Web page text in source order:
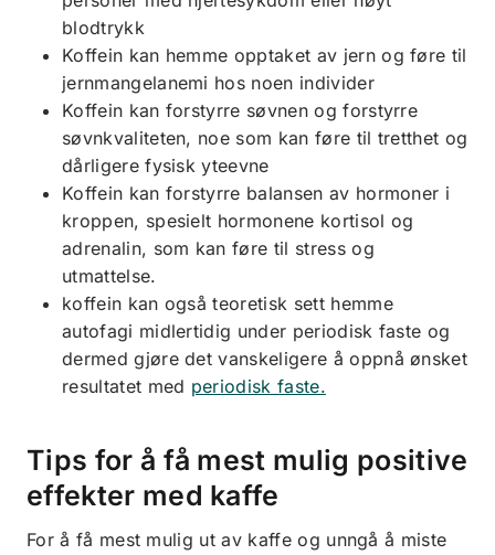
blodtrykk
Koffein kan hemme opptaket av jern og føre til
jernmangelanemi hos noen individer
Koffein kan forstyrre søvnen og forstyrre
søvnkvaliteten, noe som kan føre til tretthet og
dårligere fysisk yteevne
Koffein kan forstyrre balansen av hormoner i
kroppen, spesielt hormonene kortisol og
adrenalin, som kan føre til stress og
utmattelse.
koffein kan også teoretisk sett hemme
autofagi midlertidig under periodisk faste og
dermed gjøre det vanskeligere å oppnå ønsket
resultatet med periodisk faste.
Tips for å få mest mulig positive
effekter med kaffe
For å få mest mulig ut av kaffe og unngå å miste